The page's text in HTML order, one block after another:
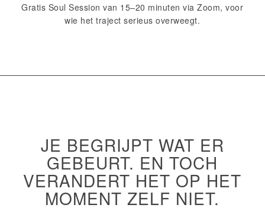
Gratis Soul Session van 15–20 minuten via Zoom, voor
wie het traject serieus overweegt.
JE BEGRIJPT WAT ER
GEBEURT. EN TOCH
VERANDERT HET OP HET
MOMENT ZELF NIET.